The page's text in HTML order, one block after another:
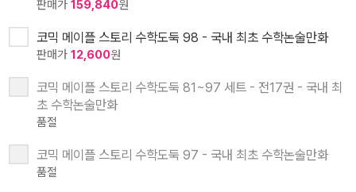
판매가 159,840원
코믹 메이플 스토리 수학도둑 98 - 국내 최초 수학논술만화
판매가 12,600원
코믹 메이플 스토리 수학도둑 81~97 세트 - 전17권 - 국내 최
초 수학논술만화
품절
코믹 메이플 스토리 수학도둑 97 - 국내 최초 수학논술만화
품절